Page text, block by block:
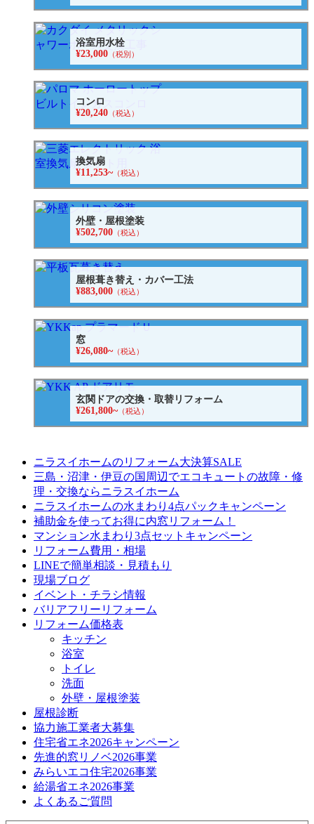
浴室用水栓
¥23,000 （税別）
コンロ
¥20,240 （税込）
換気扇
¥11,253~（税込）
外壁・屋根塗装
¥502,700 （税込）
屋根葺き替え・カバー工法
¥883,000 （税込）
窓
¥26,080~（税込）
玄関ドアの交換・取替リフォーム
¥261,800~（税込）
ニラスイホームのリフォーム大決算SALE
三島・沼津・伊豆の国周辺でエコキュートの故障・修
理・交換ならニラスイホーム
ニラスイホームの水まわり4点パックキャンペーン
補助金を使ってお得に内窓リフォーム！
マンション水まわり3点セットキャンペーン
リフォーム費用・相場
LINEで簡単相談・見積もり
現場ブログ
イベント・チラシ情報
バリアフリーリフォーム
リフォーム価格表
キッチン
浴室
トイレ
洗面
外壁・屋根塗装
屋根診断
協力施工業者大募集
住宅省エネ2026キャンペーン
先進的窓リノベ2026事業
みらいエコ住宅2026事業
給湯省エネ2026事業
よくあるご質問